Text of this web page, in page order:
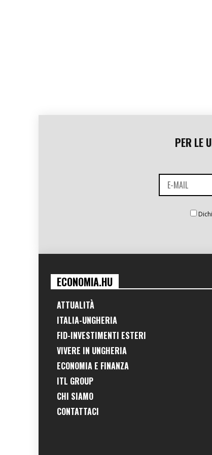
PER LE
ECONOMIA.HU
ATTUALITÀ
ITALIA-UNGHERIA
FID-INVESTIMENTI ESTERI
VIVERE IN UNGHERIA
ECONOMIA E FINANZA
ITL GROUP
CHI SIAMO
CONTATTACI